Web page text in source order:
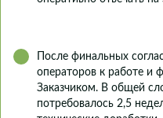
После финальных
операторов к работе и
Заказчиком. В общей
потребовалось 2,5